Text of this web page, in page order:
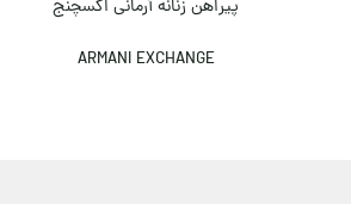
پیراهن زنانه آرمانی اکسچنج
ARMANI EXCHANGE